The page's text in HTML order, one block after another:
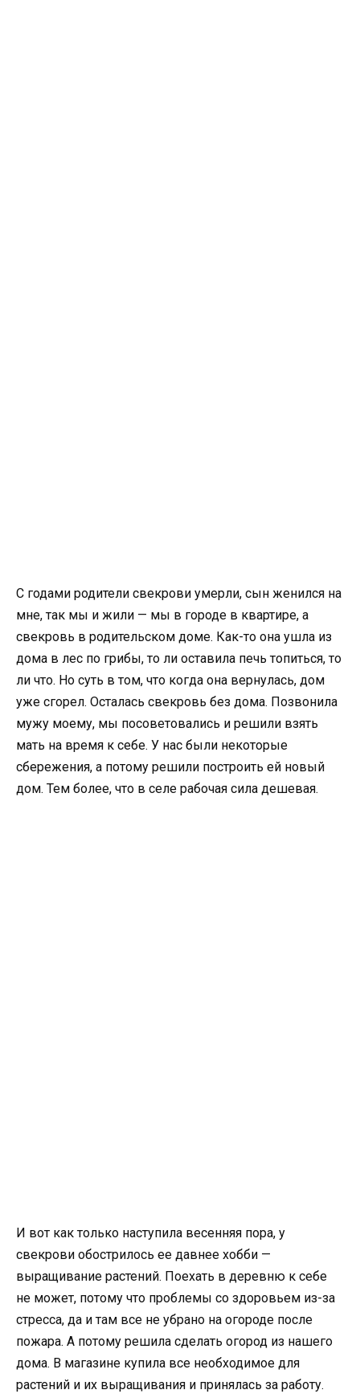
С годами родители свекрови умерли, сын женился на
мне, так мы и жили — мы в городе в квартире, а
свекровь в родительском доме. Как-то она ушла из
дома в лес по грибы, то ли оставила печь топиться, то
ли что. Но суть в том, что когда она вернулась, дом
уже сгорел. Осталась свекровь без дома. Позвонила
мужу моему, мы посоветовались и решили взять
мать на время к себе. У нас были некоторые
сбережения, а потому решили построить ей новый
дом. Тем более, что в селе рабочая сила дешевая.
И вот как только наступила весенняя пора, у
свекрови обострилось ее давнее хобби —
выращивание растений. Поехать в деревню к себе
не может, потому что проблемы со здоровьем из-за
стресса, да и там все не убрано на огороде после
пожара. А потому решила сделать огород из нашего
дома. В магазине купила все необходимое для
растений и их выращивания и принялась за работу.